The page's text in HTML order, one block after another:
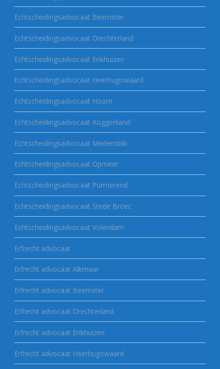
Echtscheidingsadvocaat Beemster
Echtscheidingsadvocaat Drechterland
Echtscheidingsadvocaat Enkhuizen
Echtscheidingsadvocaat Heerhugowaard
Echtscheidingsadvocaat Hoorn
Echtscheidingsadvocaat Koggenland
Echtscheidingsadvocaat Medemblik
Echtscheidingsadvocaat Opmeer
Echtscheidingsadvocaat Purmerend
Echtscheidingsadvocaat Stede Broec
Echtscheidingsadvocaat Volendam
Erfrecht advocaat
Erfrecht advocaat Alkmaar
Erfrecht advocaat Beemster
Erfrecht advocaat Drechterland
Erfrecht advocaat Enkhuizen
Erfrecht advocaat Heerhugowaard